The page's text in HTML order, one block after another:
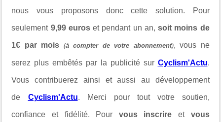
nous vous proposons donc cette solution. Pour
seulement 9,99 euroset pendant un an,soit moins de
1€ par mois (à compter de votre abonnement), vous ne
serez plus embêtés par la publicité sur Cyclism'Actu.
Vous contribuerez ainsi et aussi au développement
de Cyclism'Actu. Merci pour tout votre soutien,
confiance et fidélité. Pour vous inscrire etvous